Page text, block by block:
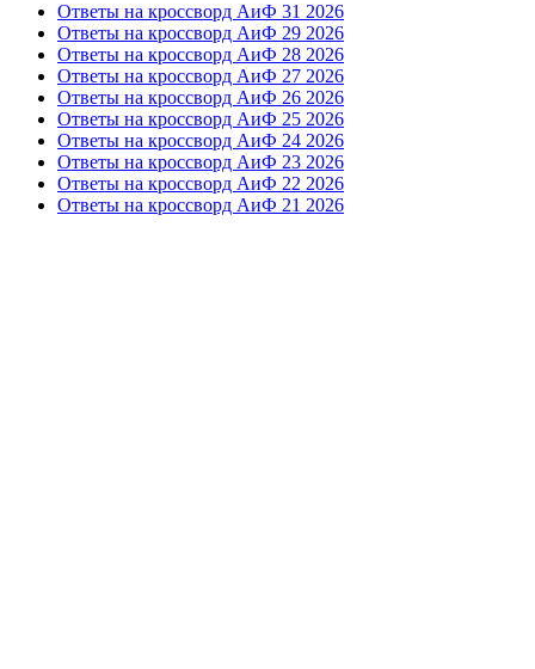
Ответы на кроссворд АиФ 31 2026
Ответы на кроссворд АиФ 29 2026
Ответы на кроссворд АиФ 28 2026
Ответы на кроссворд АиФ 27 2026
Ответы на кроссворд АиФ 26 2026
Ответы на кроссворд АиФ 25 2026
Ответы на кроссворд АиФ 24 2026
Ответы на кроссворд АиФ 23 2026
Ответы на кроссворд АиФ 22 2026
Ответы на кроссворд АиФ 21 2026